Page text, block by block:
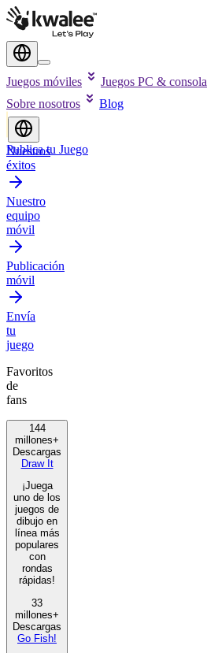
Juegos móviles Juegos PC & consola
Sobre nosotros
Blog
Publica tu Juego
Nuestros
éxitos
Nuestro
equipo
móvil
Publicación
móvil
Envía
tu
juego
Favoritos
de
fans
144
millones+
Descargas
Draw It
¡Juega
uno de los
juegos de
dibujo en
línea más
populares
con
rondas
rápidas!
33
millones+
Descargas
Go Fish!